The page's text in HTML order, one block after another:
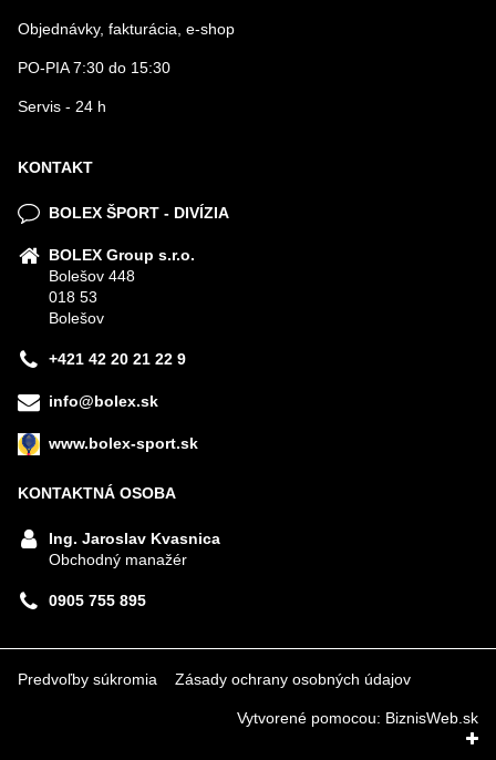
Objednávky, fakturácia, e-shop
PO-PIA 7:30 do 15:30
Servis - 24 h
KONTAKT
BOLEX ŠPORT - DIVÍZIA
BOLEX Group s.r.o.
Bolešov 448
018 53
Bolešov
+421 42 20 21 22 9
info@bolex.sk
www.bolex-sport.sk
KONTAKTNÁ OSOBA
Ing. Jaroslav Kvasnica
Obchodný manažér
0905 755 895
Predvoľby súkromia Zásady ochrany osobných údajov
Vytvorené pomocou: BiznisWeb.sk